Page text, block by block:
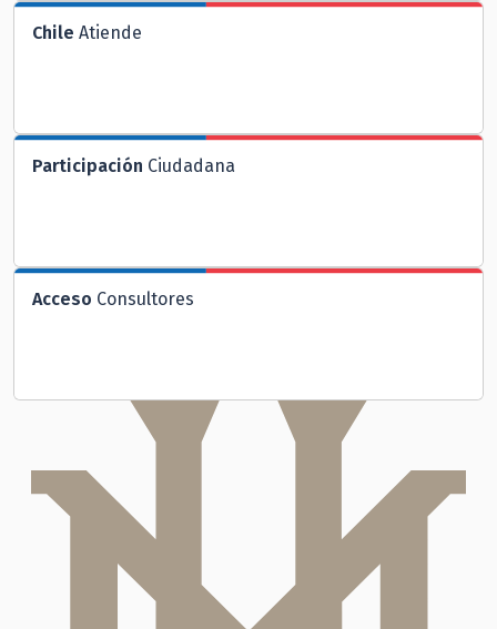
Chile Atiende
Participación Ciudadana
Acceso Consultores